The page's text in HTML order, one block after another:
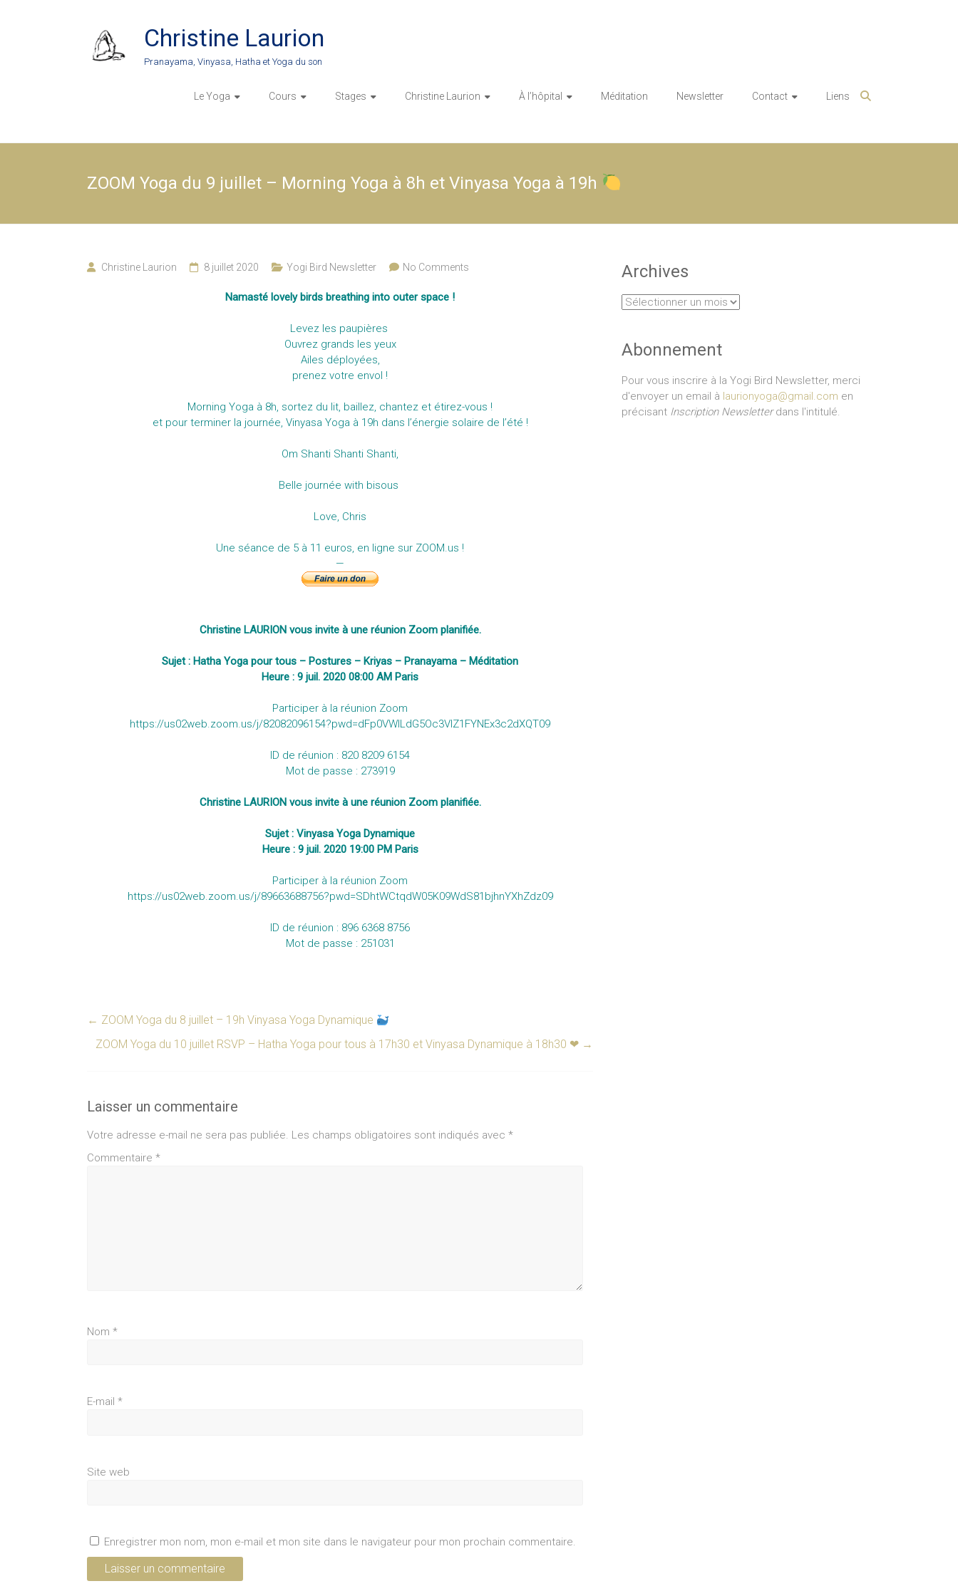
Christine Laurion
Pranayama, Vinyasa, Hatha et Yoga du son
Le Yoga Cours Stages Christine Laurion À l’hôpital Méditation Newsletter Contact Liens
ZOOM Yoga du 9 juillet – Morning Yoga à 8h et Vinyasa Yoga à 19h
Christine Laurion 8 juillet 2020 Yogi Bird Newsletter No Comments
Namasté lovely birds breathing into outer space !
Levez les paupières
Ouvrez grands les yeux
Ailes déployées,
prenez votre envol !
Morning Yoga à 8h, sortez du lit, baillez, chantez et étirez-vous !
et pour terminer la journée, Vinyasa Yoga à 19h dans l’énergie solaire de l’été !
Om Shanti Shanti Shanti,
Belle journée with bisous
Love, Chris
Une séance de 5 à 11 euros, en ligne sur ZOOM.us !
—
Christine LAURION vous invite à une réunion Zoom planifiée.
Sujet : Hatha Yoga pour tous – Postures – Kriyas – Pranayama – Méditation
Heure : 9 juil. 2020 08:00 AM Paris
Participer à la réunion Zoom
https://us02web.zoom.us/j/82082096154?pwd=dFp0VWlLdG5Oc3VlZ1FYNEx3c2dXQT09
ID de réunion : 820 8209 6154
Mot de passe : 273919
Christine LAURION vous invite à une réunion Zoom planifiée.
Sujet : Vinyasa Yoga Dynamique
Heure : 9 juil. 2020 19:00 PM Paris
Participer à la réunion Zoom
https://us02web.zoom.us/j/89663688756?pwd=SDhtWCtqdW05K09WdS81bjhnYXhZdz09
ID de réunion : 896 6368 8756
Mot de passe : 251031
← ZOOM Yoga du 8 juillet – 19h Vinyasa Yoga Dynamique
ZOOM Yoga du 10 juillet RSVP – Hatha Yoga pour tous à 17h30 et Vinyasa Dynamique à 18h30 ❤︎ →
Laisser un commentaire
Votre adresse e-mail ne sera pas publiée. Les champs obligatoires sont indiqués avec *
Commentaire *
Nom *
E-mail *
Site web
Enregistrer mon nom, mon e-mail et mon site dans le navigateur pour mon prochain commentaire.
Archives
Archives
Abonnement
Pour vous inscrire à la Yogi Bird Newsletter, merci
d'envoyer un email à laurionyoga@gmail.com en
précisant Inscription Newsletterdans l'intitulé.